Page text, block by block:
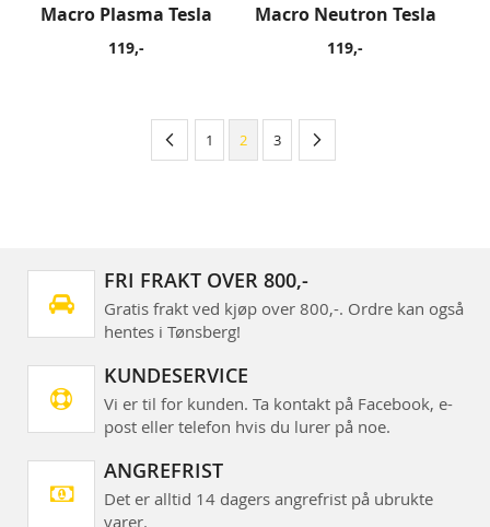
Macro Plasma Tesla
119,-
Macro Neutron Tesla
119,-
1 2 3
FRI FRAKT OVER 800,-
Gratis frakt ved kjøp over 800,-. Ordre kan også
hentes i Tønsberg!
KUNDESERVICE
Vi er til for kunden. Ta kontakt på Facebook, e-
post eller telefon hvis du lurer på noe.
ANGREFRIST
Det er alltid 14 dagers angrefrist på ubrukte
varer.